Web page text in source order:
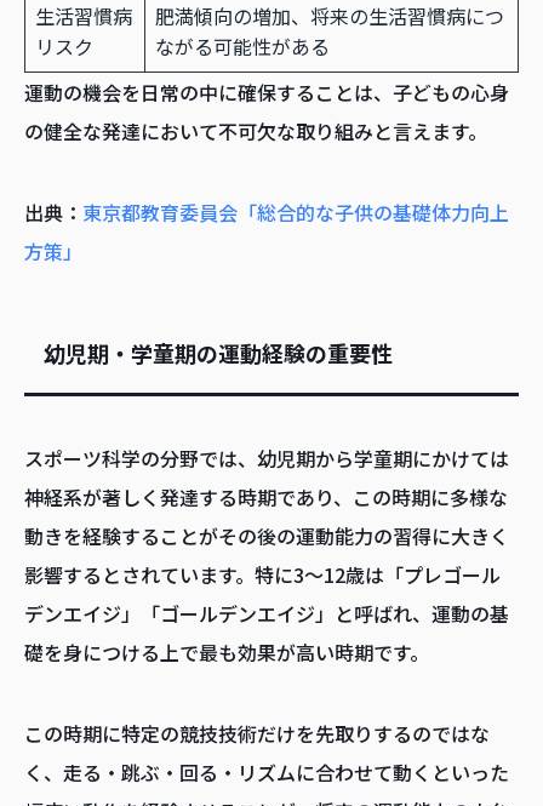
生活習慣病
リスク
肥満傾向の増加、将来の生活習慣病につ
ながる可能性がある
運動の機会を日常の中に確保することは、子どもの心身
の健全な発達において不可欠な取り組みと言えます。
出典： 東京都教育委員会「総合的な子供の基礎体力向上
方策」
幼児期・学童期の運動経験の重要性
スポーツ科学の分野では、幼児期から学童期にかけては
神経系が著しく発達する時期であり、この時期に多様な
動きを経験することがその後の運動能力の習得に大きく
影響するとされています。特に3～12歳は「プレゴール
デンエイジ」「ゴールデンエイジ」と呼ばれ、運動の基
礎を身につける上で最も効果が高い時期です。
この時期に特定の競技技術だけを先取りするのではな
く、走る・跳ぶ・回る・リズムに合わせて動くといった